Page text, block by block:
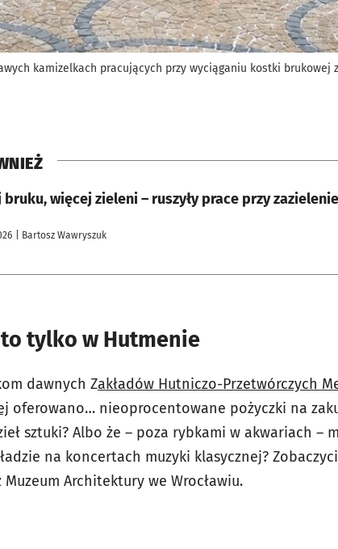
kamizelkach pracujących przy wyciąganiu kostki brukowej
bruku, więcej zieleni – ruszyły prace przy
| Bartosz Wawryszuk
tylko w Hutmenie
dawnych Zakładów Hutniczo-Przetwórczych
oferowano… nieoprocentowane pożyczki na
sztuki? Albo że – poza rybkami w akwariach –
na koncertach muzyki klasycznej?
Architektury we Wrocławiu.